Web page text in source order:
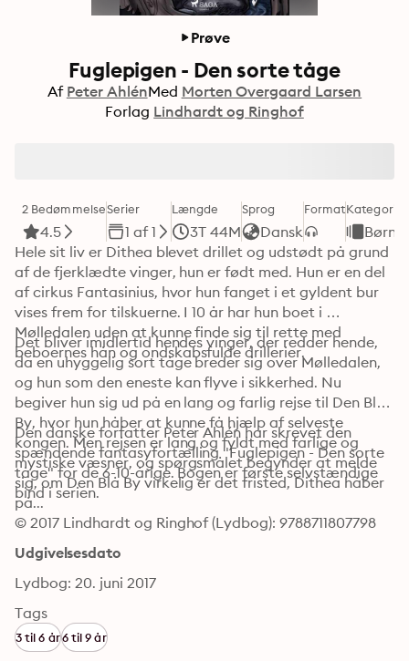
Prøve
Fuglepigen - Den sorte tåge
Af Peter AhlénMed Morten Overgaard Larsen
Forlag Lindhardt og Ringhof
2 Bedømmelse
4.5
Serier
1 af 1
Længde
3T 44M
Sprog
Dansk
FormatKategori
Hele sit liv er Dithea blevet drillet og udstødt på grund
af de fjerklædte vinger, hun er født med. Hun er en del
af cirkus Fantasinius, hvor hun fanget i et gyldent bur
vises frem for tilskuerne. I 10 år har hun boet i
Mølledalen uden at kunne finde sig til rette med
beboernes hån og ondskabsfulde drillerier.
Det bliver imidlertid hendes vinger, der redder hende,
da en uhyggelig sort tåge breder sig over Mølledalen,
og hun som den eneste kan flyve i sikkerhed. Nu
begiver hun sig ud på en lang og farlig rejse til Den Blå
By, hvor hun håber at kunne få hjælp af selveste
kongen. Men rejsen er lang og fyldt med farlige og
mystiske væsner, og spørgsmålet begynder at melde
sig, om Den Blå By virkelig er det fristed, Dithea håber
på...
Den danske forfatter Peter Ahlén har skrevet den
spændende fantasyfortælling "Fuglepigen - Den sorte
tåge" for de 6-10-årige. Bogen er første selvstændige
bind i serien.
© 2017 Lindhardt og Ringhof (Lydbog): 9788711807798
Udgivelsesdato
Lydbog: 20. juni 2017
Tags
3 til 6 år6 til 9 år